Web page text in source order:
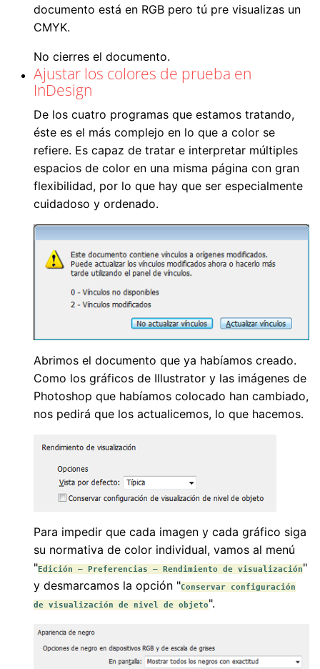
documento está en RGB pero tú pre visualizas un
CMYK.
No cierres el documento.
Ajustar los colores de prueba en
InDesign
De los cuatro programas que estamos tratando,
éste es el más complejo en lo que a color se
refiere. Es capaz de tratar e interpretar múltiples
espacios de color en una misma página con gran
flexibilidad, por lo que hay que ser especialmente
cuidadoso y ordenado.
Abrimos el documento que ya habíamos creado.
Como los gráficos de Illustrator y las imágenes de
Photoshop que habíamos colocado han cambiado,
nos pedirá que los actualicemos, lo que hacemos.
Para impedir que cada imagen y cada gráfico siga
su normativa de color individual, vamos al menú
"Edición – Preferencias – Rendimiento de visualización"
y desmarcamos la opción "Conservar configuración
de visualización de nivel de objeto".